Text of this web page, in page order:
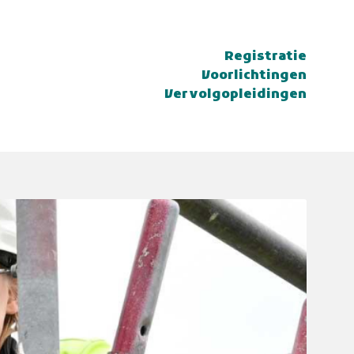
Registratie
Voorlichtingen
Vervolgopleidingen